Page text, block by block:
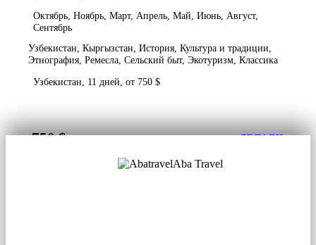
Октябрь, Ноябрь, Март, Апрель, Май, Июнь, Август,
Сентябрь
Узбекистан, Кыргызстан, История, Культура и традиции,
Этнография, Ремесла, Сельский быт, Экотуризм, Классика
Узбекистан, 11 дней, от 750 $
от750 $ ДЕТАЛИ
Aba Travel